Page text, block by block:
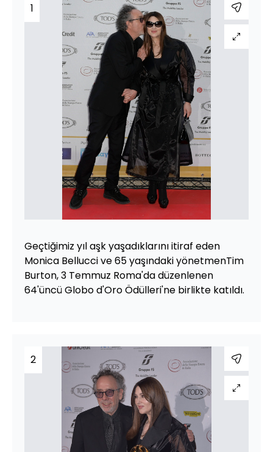
1
Geçtiğimiz yıl aşk yaşadıklarını itiraf eden
Monica Bellucci ve 65 yaşındaki yönetmenTim
Burton, 3 Temmuz Roma'da düzenlenen
64'üncü Globo d'Oro Ödülleri'ne birlikte katıldı.
2